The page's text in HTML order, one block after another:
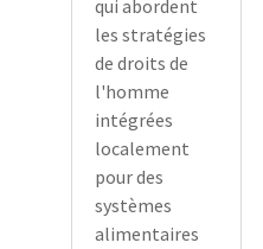
qui abordent
les stratégies
de droits de
l'homme
intégrées
localement
pour des
systèmes
alimentaires